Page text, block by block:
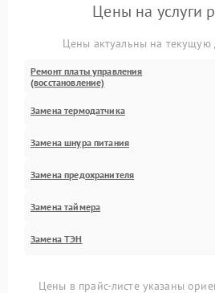
Цены на услуги
Цены актуальны на текущую
Ремонт платы управления
(восстановление)
Замена термодатчика
Замена шнура питания
Замена предохранителя
Замена таймера
Замена ТЭН
Цены в прайс-листе указаны